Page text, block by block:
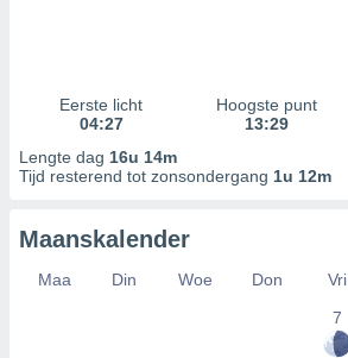
Eerste licht
04:27
Hoogste punt
13:29
Lengte dag 16u 14m
Tijd resterend tot zonsondergang 1u 12m
Maanskalender
Maa Din Woe Don Vri
7